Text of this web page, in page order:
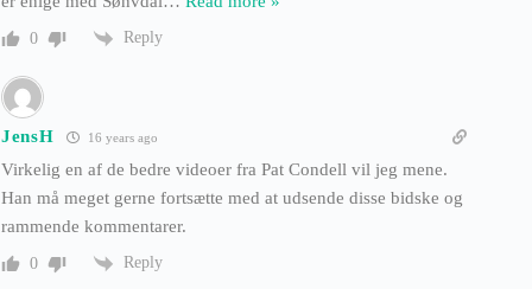
0 Reply
JensH 16 years ago
Virkelig en af de bedre videoer fra Pat Condell vil jeg mene.
Han må meget gerne fortsætte med at udsende disse bidske og
rammende kommentarer.
0 Reply